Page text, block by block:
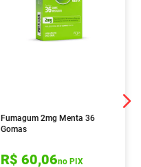
Fumagum 2mg Menta 36
Gomas
R$ 60,06no PIX